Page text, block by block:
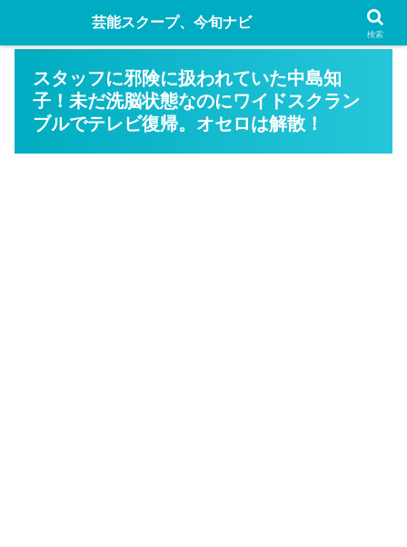
スタッフに邪険に扱われていた中島知
子！未だ洗脳状態なのにワイドスクラン
ブルでテレビ復帰。オセロは解散！
芸能スクープ、今旬ナビ
検索